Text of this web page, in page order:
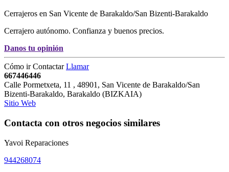
Cerrajeros en San Vicente de Barakaldo/San Bizenti-Barakaldo
Cerrajero autónomo. Confianza y buenos precios.
Danos tu opinión
Cómo irContactarLlamar
667446446
Calle Pormetxeta, 11 , 48901 , San Vicente de Barakaldo/San
Bizenti-Barakaldo, Barakaldo (BIZKAIA)
Sitio Web
Contacta con otros negocios similares
Yavoi Reparaciones
944268074